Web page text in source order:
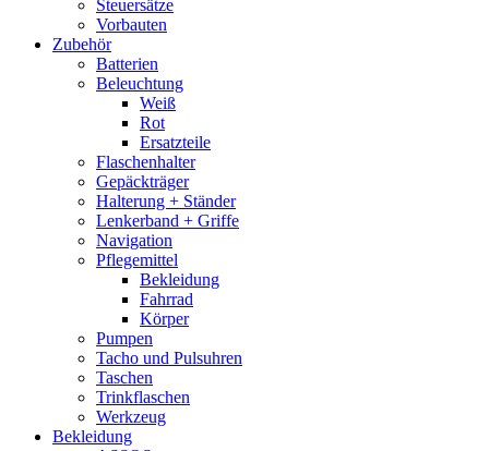
Steuersätze
Vorbauten
Zubehör
Batterien
Beleuchtung
Weiß
Rot
Ersatzteile
Flaschenhalter
Gepäckträger
Halterung + Ständer
Lenkerband + Griffe
Navigation
Pflegemittel
Bekleidung
Fahrrad
Körper
Pumpen
Tacho und Pulsuhren
Taschen
Trinkflaschen
Werkzeug
Bekleidung